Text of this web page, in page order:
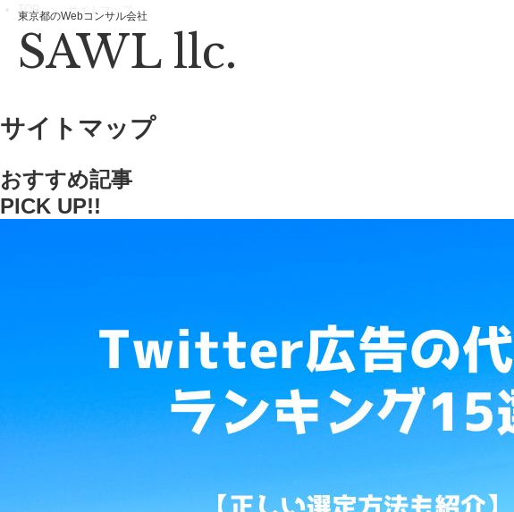
東京都のWebコンサル会社
SAWL llc.
TOP サイトマップ
サイトマップ
おすすめ記事
PICK UP!!